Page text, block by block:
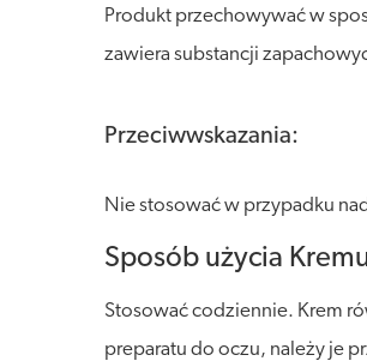
Produkt przechowywać w
zawiera substancji
Przeciwwskazania:
Nie stosować w przypadku
Sposób użycia
Stosować codziennie. Krem
preparatu do oczu, należy je